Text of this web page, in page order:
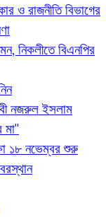
ও রাজনীতি বিভাগের
নিকলীতে বিএনপির
নজরুল ইসলাম
মা"
১৮ নভেম্বর শুরু